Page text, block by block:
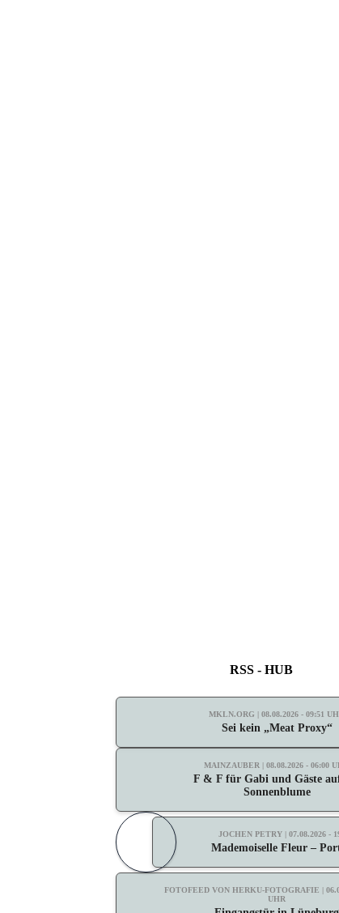
RSS - HUB
MKLN.ORG | 08.08.2026 - 09:51
Sei kein „Meat Proxy“
MAINZAUBER | 08.08.2026 - 06:00
F & F für Gabi und Gäste
Sonnenblume
JOCHEN PETRY | 07.08.2026 -
Mademoiselle Fleur –
FOTOFEED VON HERKU-FOTOGRAFIE |
UHR